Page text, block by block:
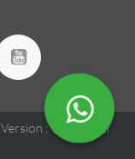
Version : 1.18.70
All